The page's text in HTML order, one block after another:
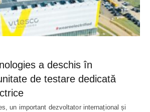
a deschis în
de testare dedicată
un important dezvoltator internațional și